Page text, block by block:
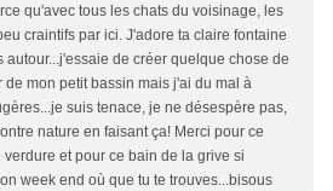
qu'avec tous les chats du voisinage, les
craintifs par ici. J'adore ta claire fontaine
autour...j'essaie de créer quelque chose de
de mon petit bassin mais j'ai du mal à
suis tenace, je ne désespère pas,
nature en faisant ça! Merci pour ce
et pour ce bain de la grive si
week end où que tu te trouves...bisous